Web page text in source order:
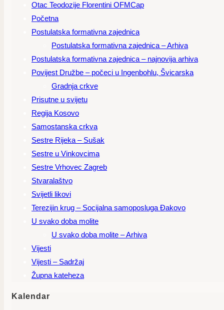
Otac Teodozije Florentini OFMCap
Početna
Postulatska formativna zajednica
Postulatska formativna zajednica – Arhiva
Postulatska formativna zajednica – najnovija arhiva
Povijest Družbe – počeci u Ingenbohlu, Švicarska
Gradnja crkve
Prisutne u svijetu
Regija Kosovo
Samostanska crkva
Sestre Rijeka – Sušak
Sestre u Vinkovcima
Sestre Vrhovec Zagreb
Stvaralaštvo
Svijetli likovi
Terezijin krug – Socijalna samoposluga Đakovo
U svako doba molite
U svako doba molite – Arhiva
Vijesti
Vijesti – Sadržaj
Župna kateheza
Kalendar